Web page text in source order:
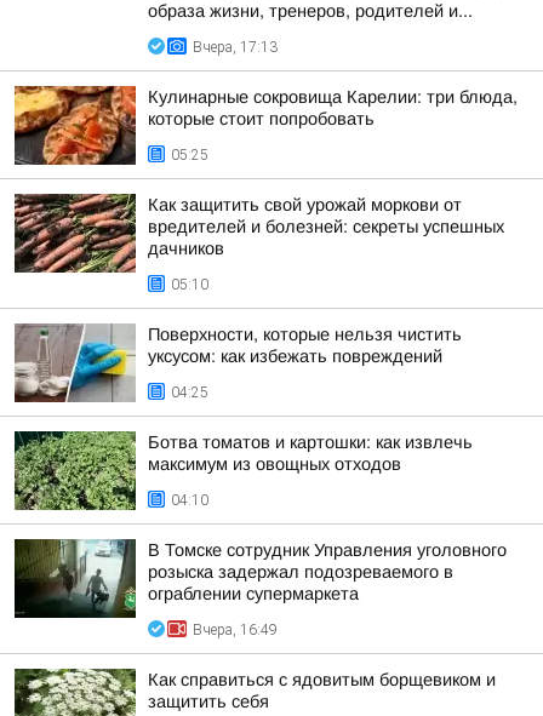
образа жизни, тренеров, родителей и...
Вчера, 17:13
Кулинарные сокровища Карелии: три блюда,
которые стоит попробовать
05:25
Как защитить свой урожай моркови от
вредителей и болезней: секреты успешных
дачников
05:10
Поверхности, которые нельзя чистить
уксусом: как избежать повреждений
04:25
Ботва томатов и картошки: как извлечь
максимум из овощных отходов
04:10
В Томске сотрудник Управления уголовного
розыска задержал подозреваемого в
ограблении супермаркета
Вчера, 16:49
Как справиться с ядовитым борщевиком и
защитить себя